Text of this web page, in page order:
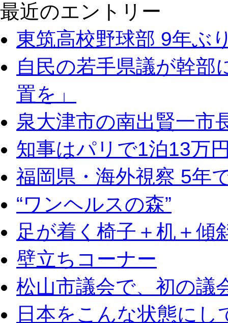
最近のエントリー
東筑高校野球部 9年ぶ
自民の若手県議が幹部
置を」
泉大津市の南出賢一市
知事はパリで1泊13万
福岡県・海外視察 5年
“ワンヘルスの森”
足が着く椅子＋机＋傾
壁立ちコーナー
松山市議会で、初の議
日本をこんな状態に